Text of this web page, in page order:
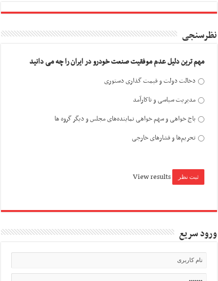
نظرسنجی
مهم ترین دلیل عدم موفقیت صنعت خودرو در ایران را چه می دانید
دخالت دولت و قیمت گذاری دستوری
مدیریت سیاسی و ناکارآمد
باج خواهی و سهم خواهی نماینده‌های مجلس و دیگر گروه ها
تحریم‌ها و فشارهای خارجی
View results
ورود سریع